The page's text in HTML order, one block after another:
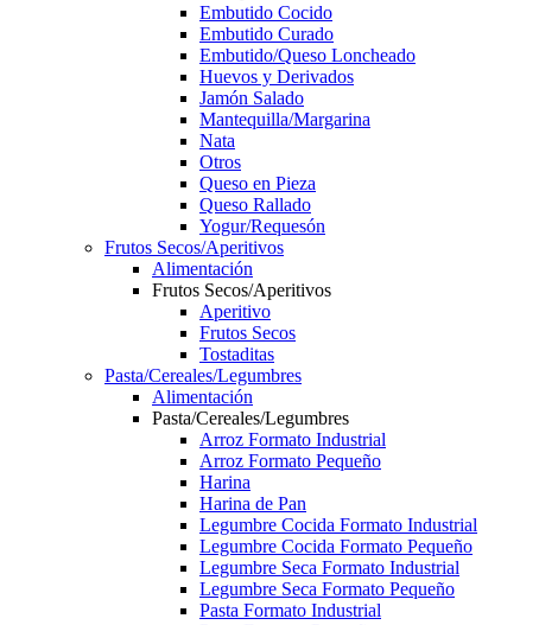
Embutido Cocido
Embutido Curado
Embutido/Queso Loncheado
Huevos y Derivados
Jamón Salado
Mantequilla/Margarina
Nata
Otros
Queso en Pieza
Queso Rallado
Yogur/Requesón
Frutos Secos/Aperitivos
Alimentación
Frutos Secos/Aperitivos
Aperitivo
Frutos Secos
Tostaditas
Pasta/Cereales/Legumbres
Alimentación
Pasta/Cereales/Legumbres
Arroz Formato Industrial
Arroz Formato Pequeño
Harina
Harina de Pan
Legumbre Cocida Formato Industrial
Legumbre Cocida Formato Pequeño
Legumbre Seca Formato Industrial
Legumbre Seca Formato Pequeño
Pasta Formato Industrial